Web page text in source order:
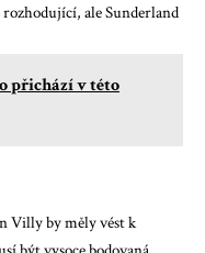
ale Sunderland
přichází v této
Villy by měly vést k